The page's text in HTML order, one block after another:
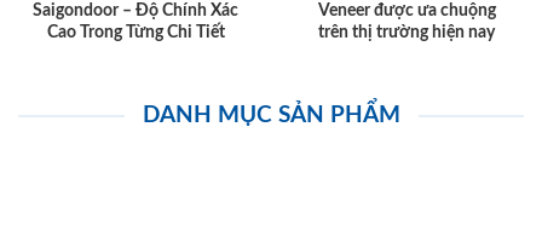
Saigondoor – Độ Chính Xác
Cao Trong Từng Chi Tiết
Veneer được ưa chuộng
trên thị trường hiện nay
DANH MỤC SẢN PHẨM